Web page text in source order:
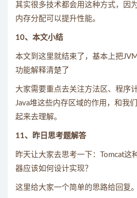
其实很多技术都会用这种方式，因
内存分配可以提升性能。
10、本文小结
本文到这里就结束了，基本上把
功能解释清楚了
大家需要重点去关注方法区、程序
Java堆这些内存区域的作用，和我
起来去理解。
11、昨日思考题解答
昨天让大家去思考一下：Tomcat这
器应该如何设计实现？
这里给大家一个简单的思路给回复。